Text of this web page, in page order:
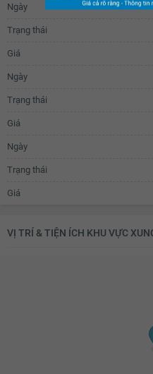
TV
Đèn ốp trần nhà tắm
Ngày
Trạng thái
Giá
Ngày
Trạng thái
Giá
Ngày
Trạng thái
Giá
VỊ TRÍ & TIỆN ÍCH KHU VỰC